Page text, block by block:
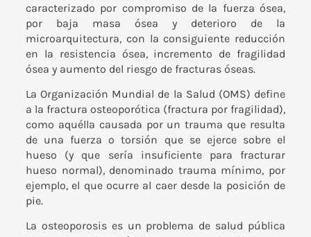
caracterizado por compromiso de la fuerza ósea,
por baja masa ósea y deterioro de la
microarquitectura, con la consiguiente reducción
en la resistencia ósea, incremento de fragilidad
ósea y aumento del riesgo de fracturas óseas.
LaOrganización Mundial de la Salud (OMS) define
a la fractura osteoporótica (fractura por fragilidad),
como aquélla causada por un trauma que resulta
de una fuerza o torsión que se ejerce sobre el
hueso (y que sería insuficiente para fracturar
hueso normal), denominado trauma mínimo, por
ejemplo, el que ocurre al caer desde la posición de
pie.
La osteoporosis es un problema de salud pública